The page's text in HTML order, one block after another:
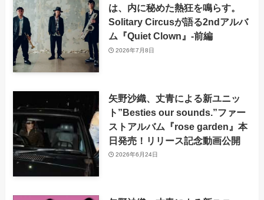
は、内に秘めた熱狂を鳴らす。
Solitary Circusが語る2ndアルバ
ム『Quiet Clown』-前編
2026年7月8日
矢野沙織、丈青による新ユニッ
ト”Besties our sounds.”ファー
ストアルバム『rose garden』本
日発売！リリース記念動画公開
2026年6月24日